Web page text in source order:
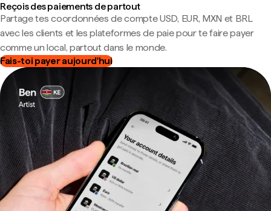
Reçois des paiements de partout
Partage tes coordonnées de compte USD, EUR, MXN et BRL
avec les clients et les plateformes de paie pour te faire payer
comme un local, partout dans le monde.
Fais-toi payer aujourd'hui